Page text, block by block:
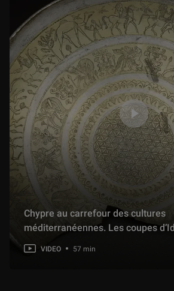
Chypre au carrefour des cultures
méditerranéennes. Les coupes
VIDEO 57 min